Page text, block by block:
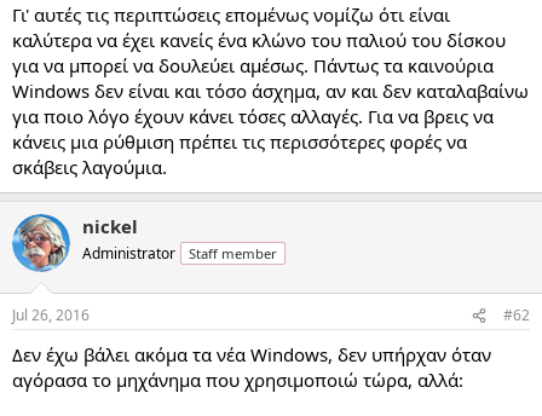
Γι' αυτές τις περιπτώσεις επομένως νομίζω ότι είναι
καλύτερα να έχει κανείς ένα κλώνο του παλιού του δίσκου
για να μπορεί να δουλεύει αμέσως. Πάντως τα καινούρια
Windows δεν είναι και τόσο άσχημα, αν και δεν καταλαβαίνω
για ποιο λόγο έχουν κάνει τόσες αλλαγές. Για να βρεις να
κάνεις μια ρύθμιση πρέπει τις περισσότερες φορές να
σκάβεις λαγούμια.
nickel
Administrator Staff member
Jul 26, 2016 #62
Δεν έχω βάλει ακόμα τα νέα Windows, δεν υπήρχαν όταν
αγόρασα το μηχάνημα που χρησιμοποιώ τώρα, αλλά: